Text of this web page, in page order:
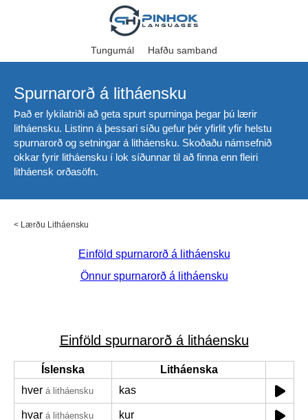
Tungumál Hafðu samband
Spurnarorð á litháensku
Það er lykilatriði að geta spurt spurninga þegar þú lærir
litháensku. Listinn á þessari síðu gefur þér yfirlit yfir helstu
spurnarorð og setningar á litháensku. Skoðaðu námsefnið
okkar fyrir litháensku í lok síðunnar til að finna enn fleiri
litháensk orðasöfn.
< Lærðu Litháensku
Einföld spurnarorð á litháensku
Önnur spurnarorð á litháensku
Einföld spurnarorð á litháensku
Íslenska
Litháenska
hver á litháensku kas
hvar á litháensku kur